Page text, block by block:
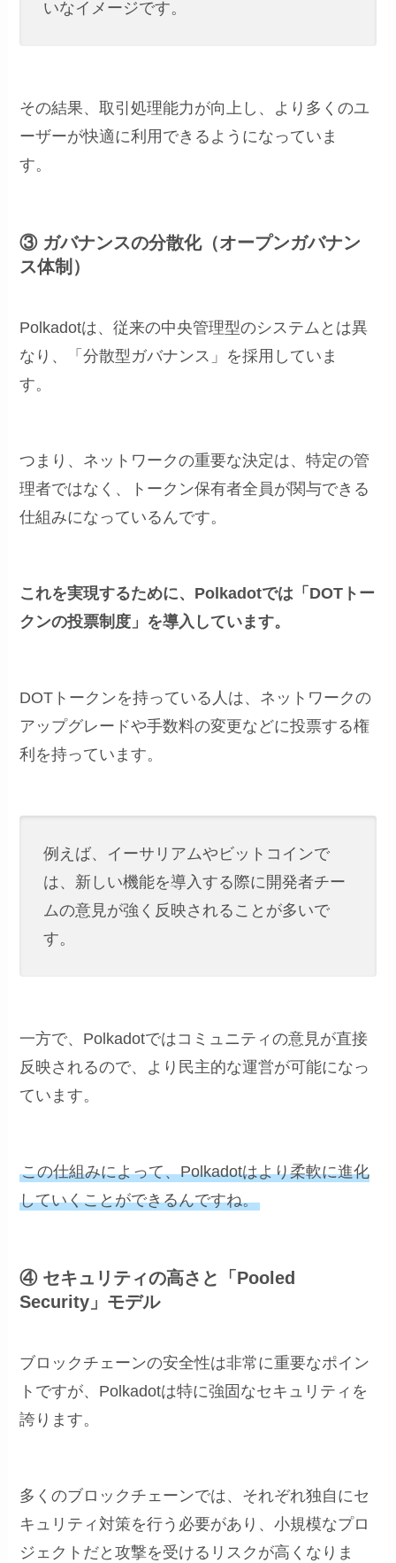
いなイメージです。
その結果、取引処理能力が向上し、より多くのユ
ーザーが快適に利用できるようになっていま
す。
③ ガバナンスの分散化（オープンガバナン
ス体制）
Polkadotは、従来の中央管理型のシステムとは異
なり、「分散型ガバナンス」を採用していま
す。
つまり、ネットワークの重要な決定は、特定の管
理者ではなく、トークン保有者全員が関与できる
仕組みになっているんです。
これを実現するために、Polkadotでは「DOTトー
クンの投票制度」を導入しています。
DOTトークンを持っている人は、ネットワークの
アップグレードや手数料の変更などに投票する権
利を持っています。
例えば、イーサリアムやビットコインで
は、新しい機能を導入する際に開発者チー
ムの意見が強く反映されることが多いで
す。
一方で、Polkadotではコミュニティの意見が直接
反映されるので、より民主的な運営が可能になっ
ています。
この仕組みによって、Polkadotはより柔軟に進化
していくことができるんですね。
④ セキュリティの高さと「Pooled
Security」モデル
ブロックチェーンの安全性は非常に重要なポイン
トですが、Polkadotは特に強固なセキュリティを
誇ります。
多くのブロックチェーンでは、それぞれ独自にセ
キュリティ対策を行う必要があり、小規模なプロ
ジェクトだと攻撃を受けるリスクが高くなりま